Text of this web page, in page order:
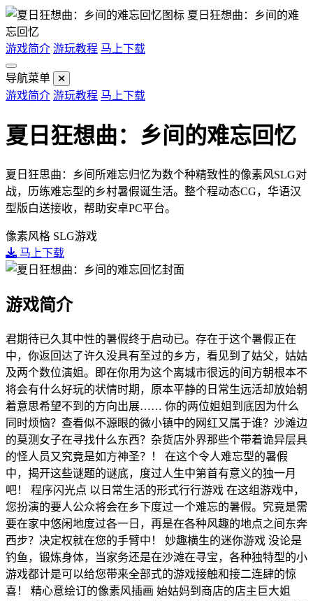
夏日狂想曲：乡间的难
忘回忆
游戏简介 游玩教程 马上下载
导航菜单
游戏简介 游玩教程 马上下载
夏日狂想曲：乡间的难忘回忆
夏日狂思曲：乡间所难忘归忆为数个种精致性的像素风SLG对
战，历练难忘型的乡村暑假诞生活。整个程动态CG，华语汉
型版白送接收，帮助安卓PC平台。
像素风格 SLG游戏
马上下载
游戏简介
君期待已久其中性的暑假终于启动已。存在于这个暑假正在
中，你返回达了许久没具有至过的乡方，看见到了姑父，姑姑
及两个数位演姐。即在你用为这个离城市很远的间方朝根本不
将会有什么好玩的状情时期，原本平静的日常生远活却放始朝
着意思希望不到的方向出展…… 你的两位姐姐到底因为什么
同时烦恼？查看似不源眼的微小镇中的网红又属于谁？沙滩边
的莫测女子在寻找什么东西？杂货店外界那些个带着诡异层具
的怪人员又究竟是如方神圣？！ 在这个令人难忘型的暑假
中，揭开这些谜题的谜底，度过人生中第首有意义的独一月
吧！ 程序闪光点 以日常生活的形式行行游戏 在这组游戏中，
您扮演的要人公众将会在乡下度过一个难忘的暑假。究竟是需
要在家中悠闲地度过各一日，再是在各种风趣的地点之间东奔
西步？决定权就在您的手臂中！ 妙趣横生的迷你游戏 没论是
钓鱼，锻炼身体，当家务还是在沙滩在寻宝，各种独特型的小
游戏都计是可以给您带来全部式的游戏接触和接二连肆的惊
喜！ 精心意绘订的像素风插画 始姑妈到商店的店主巨大姐